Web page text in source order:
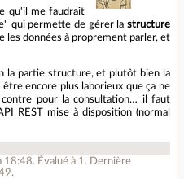
qu'il me faudrait
qui permette de gérer la structure
les données à proprement parler, et
la partie structure, et plutôt bien la
encore plus laborieux que ça ne
pour la consultation… il faut
REST mise à disposition (normal
18:48. Évalué à 1 . Dernière